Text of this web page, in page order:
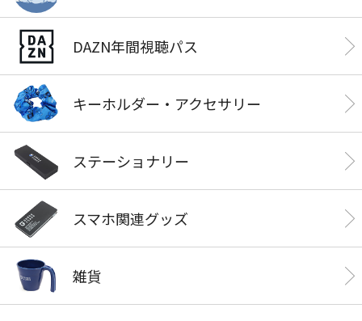
DAZN年間視聴パス
キーホルダー・アクセサリー
ステーショナリー
スマホ関連グッズ
雑貨